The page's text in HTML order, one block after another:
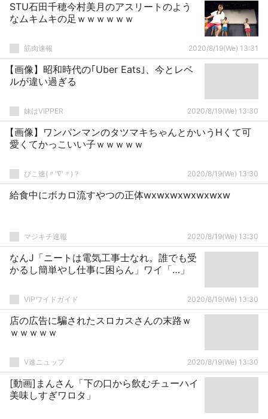
STU石田千穂今村美月のアスリートのよう
なムキムキの足ｗｗｗｗｗｗ
筋肉速報 2020/8/19(We) 13:31
【画像】昭和時代の｢Uber Eats｣、今とレベ
ルが違い過ぎる
妹はVIPPER 2020/8/19(We) 13:30
【画像】ワンパンマンのタツマキちゃんとかいうHくて可
愛くてかっこいい子ｗｗｗｗｗ
ぴこ速(〃'∇'〃)？ 2020/8/19(We) 13:30
給食中にボカロ流すやつの正体wxwxwxwxwxwxw
マジキチ速報 2020/8/19(We) 13:30
なんJ「ニートは電気工事士なれ。誰でも受
かるし簡単やし仕事に困らん」ワイ「…」
VIPワイドガイド 2020/8/19(We) 13:30
店の広告に騙されたスロカスさんの末路ｗ
ｗｗｗｗｗ
V速ニュップ 2020/8/19(We) 13:30
[動画]まんさん「下の口から飲むチューハイ
美味しすぎワロタ」